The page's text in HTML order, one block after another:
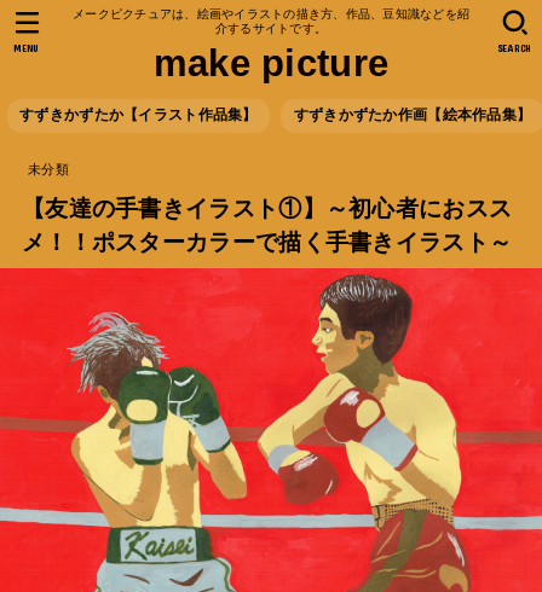
メークピクチュアは、絵画やイラストの描き方、作品、豆知識などを紹
介するサイトです。
make picture
すずきかずたか【イラスト作品集】 すずきかずたか作画【絵本作品集】
SEARCH
MENU
未分類
【友達の手書きイラスト①】～初心者におスス
メ！！ポスターカラーで描く手書きイラスト～